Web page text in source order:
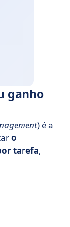
ganho
) é a
o
tarefa,